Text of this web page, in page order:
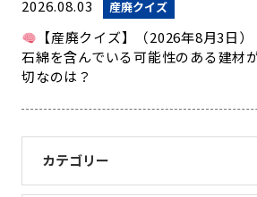
カテゴリー
2026.08.03 産廃クイズ
【産廃クイズ】（2026年8月3日）
石綿を含んでいる可能性のある建材
切なのは？